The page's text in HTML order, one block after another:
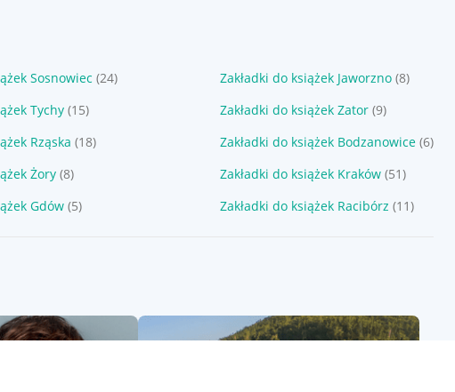
Sosnowiec (24) Zakładki do książek Jaworzno (8)
Tychy (15) Zakładki do książek Zator (9)
Rząska (18) Zakładki do książek Bodzanowice (6)
Żory (8) Zakładki do książek Kraków (51)
Gdów (5) Zakładki do książek Racibórz (11)